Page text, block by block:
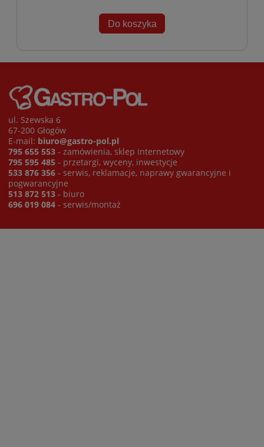
Do koszyka
ul. Szewska 6
67-200 Głogów
E-mail: biuro@gastro-pol.pl
795 655 553 - zamówienia, sklep internetowy
795 595 485 - przetargi, wyceny, inwestycje
533 876 356 - serwis, reklamacje, naprawy gwarancyjne i
pogwarancyjne
513 872 513 - biuro
696 019 084 - serwis/montaż